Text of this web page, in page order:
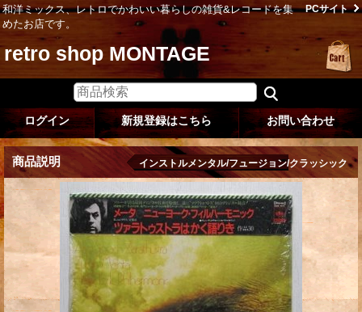
和洋ミックス、レトロでかわいい暮らしの雑貨&レコードを集
めたお店です。
PCサイト
retro shop MONTAGE
ログイン 新規登録はこちら お問い合わせ
商品説明 インストルメンタル/フュージョン/クラッシック